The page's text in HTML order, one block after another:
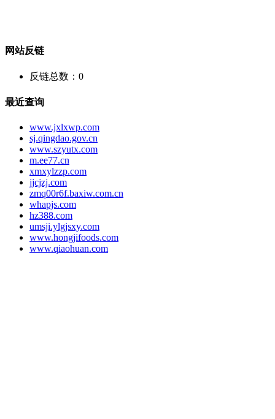
网站反链
反链总数： 0
最近查询
www.jxlxwp.com
sj.qingdao.gov.cn
www.szyutx.com
m.ee77.cn
xmxylzzp.com
jjcjzj.com
zmq00r6f.baxiw.com.cn
whapjs.com
hz388.com
umsji.ylgjsxy.com
www.hongjifoods.com
www.qiaohuan.com